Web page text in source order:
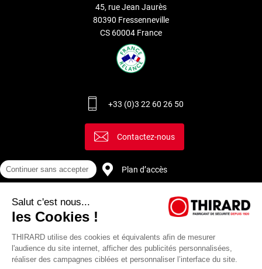
45, rue Jean Jaurès
80390 Fressenneville
CS 60004 France
+33 (0)3 22 60 26 50
Contactez-nous
Plan d’accès
Continuer sans accepter
Salut c'est nous...
les Cookies !
THIRARD utilise des cookies et équivalents afin de mesurer
l'audience du site internet, afficher des publicités personnalisées,
réaliser des campagnes ciblées et personnaliser l’interface du site.